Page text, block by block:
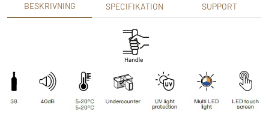
BESKRIVNING SPECIFIKATION SUPPORT